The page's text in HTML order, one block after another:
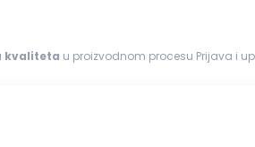
kvaliteta u proizvodnom procesu Prijava i